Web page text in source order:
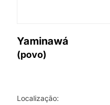
Yaminawá
(povo)
Localização: